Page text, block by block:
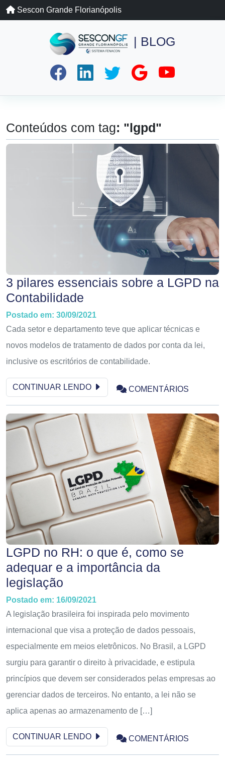
Sescon Grande Florianópolis
| BLOG
Conteúdos com tag: "lgpd"
3 pilares essenciais sobre a LGPD na
Contabilidade
Postado em: 30/09/2021
Cada setor e departamento teve que aplicar técnicas e
novos modelos de tratamento de dados por conta da lei,
inclusive os escritórios de contabilidade.
CONTINUAR LENDO COMENTÁRIOS
LGPD no RH: o que é, como se
adequar e a importância da
legislação
Postado em: 16/09/2021
A legislação brasileira foi inspirada pelo movimento
internacional que visa a proteção de dados pessoais,
especialmente em meios eletrônicos. No Brasil, a LGPD
surgiu para garantir o direito à privacidade, e estipula
princípios que devem ser considerados pelas empresas ao
gerenciar dados de terceiros. No entanto, a lei não se
aplica apenas ao armazenamento de […]
CONTINUAR LENDO COMENTÁRIOS